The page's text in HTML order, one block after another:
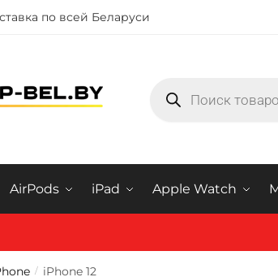
по всей Беларуси
AirPods iPad Apple Watch
/ iPhone 12